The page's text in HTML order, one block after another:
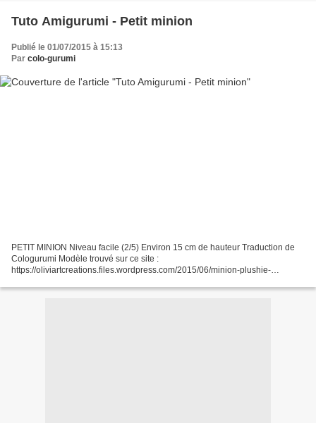
Tuto Amigurumi - Petit minion
Publié le 01/07/2015 à 15:13
Par colo-gurumi
PETIT MINION Niveau facile (2/5) Environ 15 cm de hauteur Traduction de
Cologurumi Modèle trouvé sur ce site :
https://oliviartcreations.files.wordpress.com/2015/06/minion-plushie-